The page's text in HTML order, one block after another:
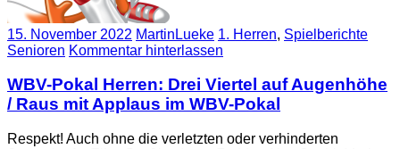
15. November 2022 MartinLueke 1. Herren, Spielberichte
Senioren Kommentar hinterlassen
WBV-Pokal Herren: Drei Viertel auf Augenhöhe
/ Raus mit Applaus im WBV-Pokal
Respekt! Auch ohne die verletzten oder verhinderten